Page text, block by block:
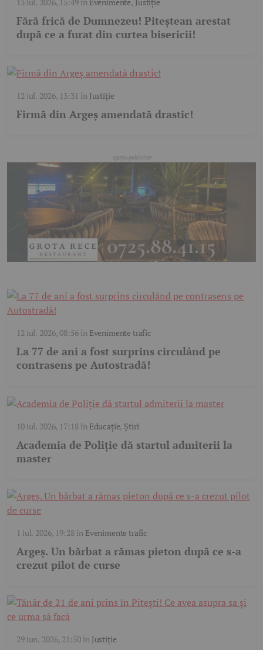
Fără frică de Dumnezeu! Piteștean arestat
după ce a furat din curtea bisericii!
12 iul. 2026, 13:31 în Justiție
Firmă din Argeș amendată drastic!
12 iul. 2026, 08:56în Evenimente trafic
La 77 de ani a fost surprins circulând pe
contrasens pe Autostradă!
10 iul. 2026, 17:18în Educație, Știri
Academia de Poliție dă startul admiterii la
master
1 iul. 2026, 19:28în Evenimente trafic
Argeș. Un bărbat a rămas pieton după ce s-a
crezut pilot de curse
29 iun. 2026, 21:50în Justiție